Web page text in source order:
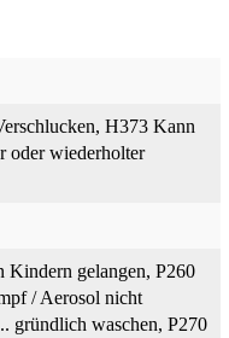
, H373 Kann
oder wiederholter
Kindern gelangen, P260
/ Aerosol nicht
gründlich waschen, P270